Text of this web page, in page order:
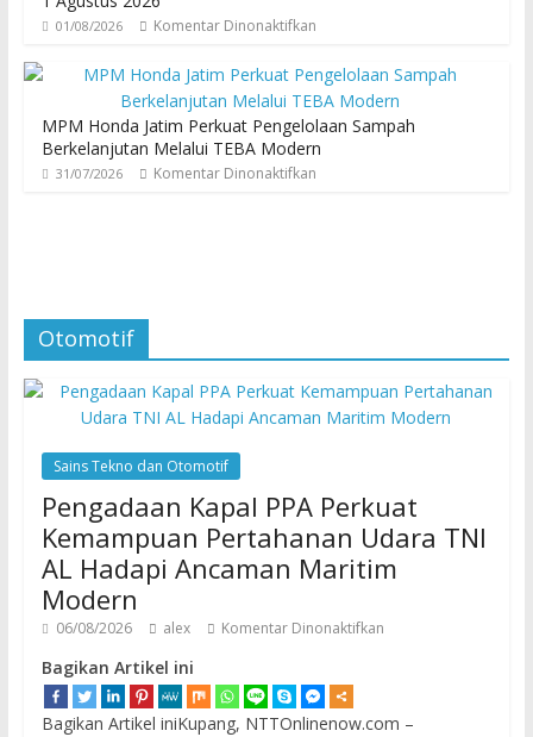
01/08/2026 Komentar Dinonaktifkan
MPM Honda Jatim Perkuat Pengelolaan Sampah
Berkelanjutan Melalui TEBA Modern
31/07/2026 Komentar Dinonaktifkan
Otomotif
Sains Tekno dan Otomotif
Pengadaan Kapal PPA Perkuat
Kemampuan Pertahanan Udara TNI
AL Hadapi Ancaman Maritim
Modern
06/08/2026 alex Komentar Dinonaktifkan
Bagikan Artikel ini
Bagikan Artikel iniKupang, NTTOnlinenow.com –